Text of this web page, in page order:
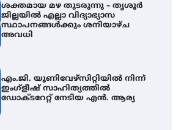
ശക്തമായ മഴ തുടരുന്നു – തൃശൂർ
ജില്ലയിൽ എല്ലാ വിദ്യാഭ്യാസ
സ്ഥാപനങ്ങൾക്കും ശനിയാഴ്ച
അവധി
എം.ജി. യൂണിവേഴ്‌സിറ്റിയിൽ നിന്ന്
ഇംഗ്ളീഷ് സാഹിത്യത്തിൽ
ഡോക്ടറേറ്റ് നേടിയ എൻ. ആര്യ